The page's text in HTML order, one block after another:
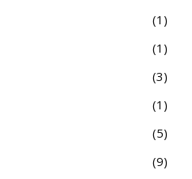
1
1
3
1
5
9